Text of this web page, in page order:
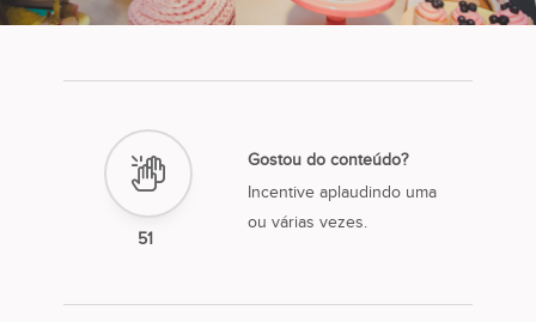
51
Gostou do conteúdo?
Incentive aplaudindo uma
ou várias vezes.